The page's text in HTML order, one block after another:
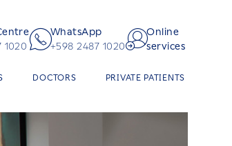
1020
WhatsApp
+598 2487 1020
Online
services
DOCTORS PRIVATE PATIENTS